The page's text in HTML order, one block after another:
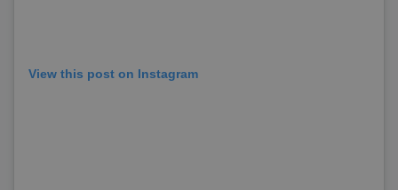
View this post on Instagram